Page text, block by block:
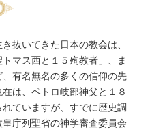
抜いてきた日本の教会は、
マス西と１５殉教者」、ま
有名無名の多くの信仰の先
は、ペトロ岐部神父と１８
ていますが、すでに歴史調
庁列聖省の神学審査委員会